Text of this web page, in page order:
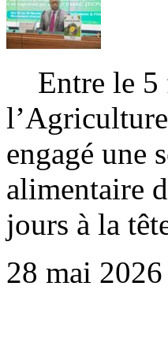
Entre le 5
engagé une
alimentaire
jours à la
28 mai